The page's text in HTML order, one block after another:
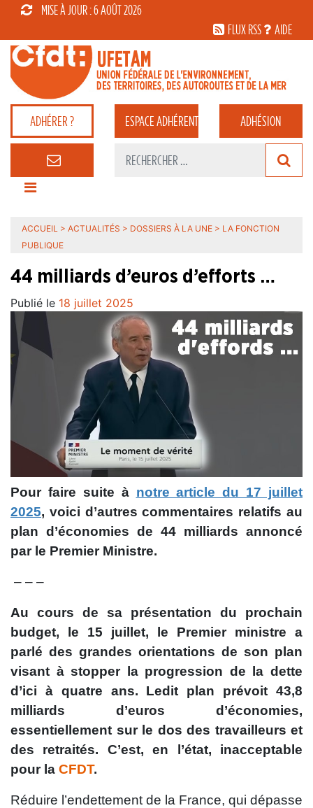
MISE À JOUR : 6 AOÛT 2026
FLUX RSS
AIDE
ADHÉRER ? ESPACEADHÉRENT ADHÉSION
ACCUEIL > ACTUALITÉS > DOSSIERS À LA UNE > LA FONCTION
PUBLIQUE
44 milliards d’euros d’efforts …
Publié le 18 juillet 2025
Pour faire suite à notre article du 17 juillet
2025, voici d’autres commentaires relatifs au
plan d’économies de 44 milliards annoncé
par le Premier Ministre.
– – –
Au cours de sa présentation du prochain
budget, le 15 juillet, le Premier ministre a
parlé des grandes orientations de son plan
visant à stopper la progression de la dette
d’ici à quatre ans. Ledit plan prévoit 43,8
milliards d’euros d’économies,
essentiellement sur le dos des travailleurs et
des retraités. C’est, en l’état, inacceptable
pour la CFDT.
Réduire l’endettement de la France, qui dépasse